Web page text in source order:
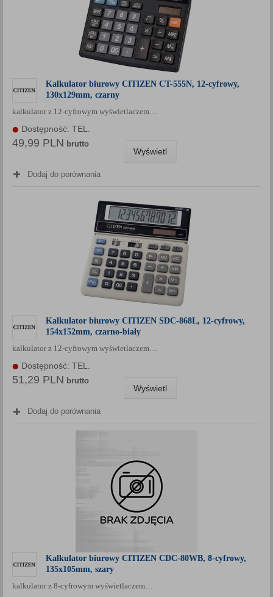
Kalkulator biurowy CITIZEN CT-555N, 12-cyfrowy,
130x129mm, czarny
kalkulator z 12-cyfrowym wyświetlaczem…
Dostępność: TEL.
49,99 PLN brutto
Wyświetl
Dodaj do porównania
Kalkulator biurowy CITIZEN SDC-868L, 12-cyfrowy,
154x152mm, czarno-biały
kalkulator z 12-cyfrowym wyświetlaczem…
Dostępność: TEL.
51,29 PLN brutto
Wyświetl
Dodaj do porównania
Kalkulator biurowy CITIZEN CDC-80WB, 8-cyfrowy,
135x105mm, szary
kalkulator z 8-cyfrowym wyświetlaczem…